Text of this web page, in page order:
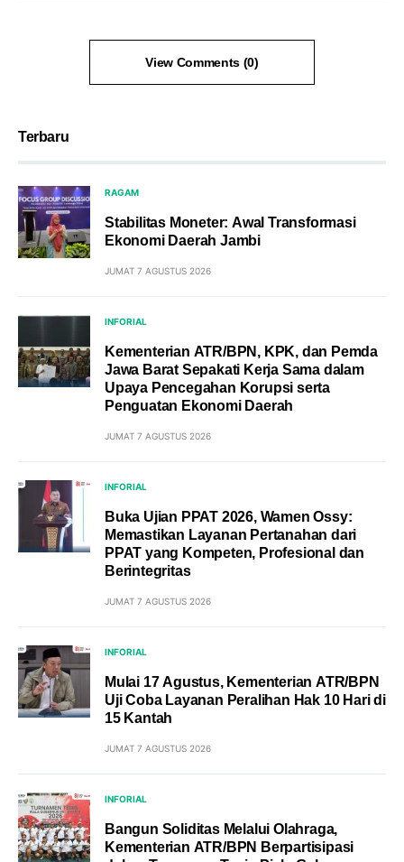
View Comments (0)
Terbaru
RAGAM
Stabilitas Moneter: Awal Transformasi
Ekonomi Daerah Jambi
JUMAT 7 AGUSTUS 2026
INFORIAL
Kementerian ATR/BPN, KPK, dan Pemda
Jawa Barat Sepakati Kerja Sama dalam
Upaya Pencegahan Korupsi serta
Penguatan Ekonomi Daerah
JUMAT 7 AGUSTUS 2026
INFORIAL
Buka Ujian PPAT 2026, Wamen Ossy:
Memastikan Layanan Pertanahan dari
PPAT yang Kompeten, Profesional dan
Berintegritas
JUMAT 7 AGUSTUS 2026
INFORIAL
Mulai 17 Agustus, Kementerian ATR/BPN
Uji Coba Layanan Peralihan Hak 10 Hari di
15 Kantah
JUMAT 7 AGUSTUS 2026
INFORIAL
Bangun Soliditas Melalui Olahraga,
Kementerian ATR/BPN Berpartisipasi